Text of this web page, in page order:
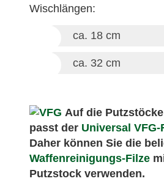
Wischlängen:
ca. 18 cm
ca. 32 cm
Auf die
passt der Universal
Daher können Sie die
Waffenreinigungs-Filze
Putzstock verwenden.
Georg
Super
okay